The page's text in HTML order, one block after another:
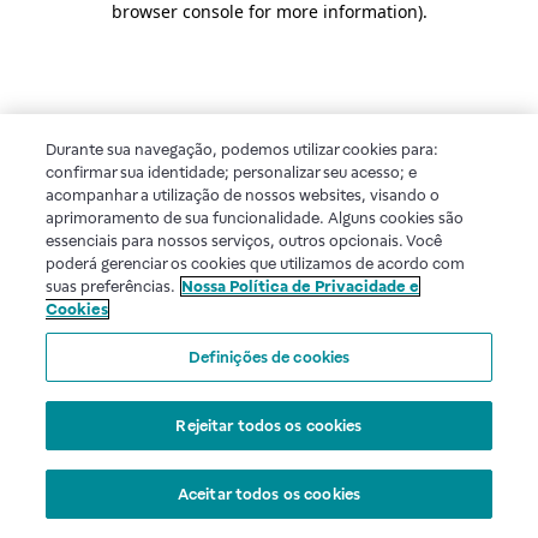
browser console for more information).
Durante sua navegação, podemos utilizar cookies para:
confirmar sua identidade; personalizar seu acesso; e
acompanhar a utilização de nossos websites, visando o
aprimoramento de sua funcionalidade. Alguns cookies são
essenciais para nossos serviços, outros opcionais. Você
poderá gerenciar os cookies que utilizamos de acordo com
suas preferências. Nossa Política de Privacidade e
Cookies
Definições de cookies
Rejeitar todos os cookies
Aceitar todos os cookies